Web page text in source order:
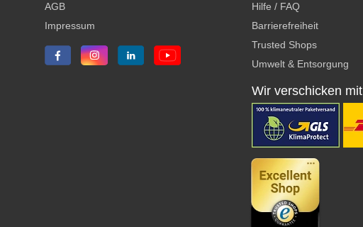
AGB
Impressum
Hilfe / FAQ
Barrierefreiheit
Trusted Shops
Umwelt & Entsorgung
Wir verschicken mit